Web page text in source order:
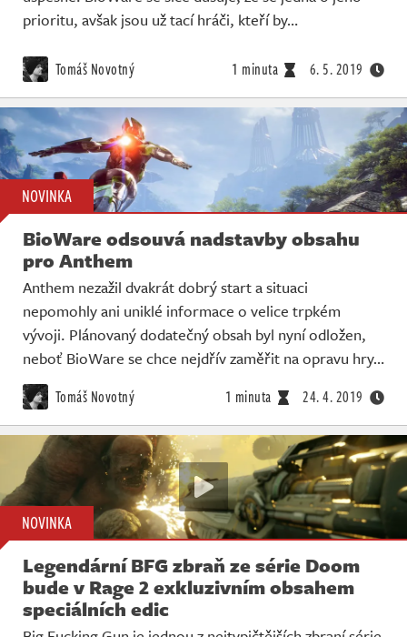
prioritu, avšak jsou už tací hráči, kteří by…
Tomáš Novotný 1 minuta 6. 5. 2019
NOVINKA
BioWare odsouvá nadstavby obsahu
pro Anthem
Anthem nezažil dvakrát dobrý start a situaci
nepomohly ani uniklé informace o velice trpkém
vývoji. Plánovaný dodatečný obsah byl nyní odložen,
neboť BioWare se chce nejdřív zaměřit na opravu hry…
Tomáš Novotný 1 minuta 24. 4. 2019
NOVINKA
Legendární BFG zbraň ze série Doom
bude v Rage 2 exkluzivním obsahem
speciálních edic